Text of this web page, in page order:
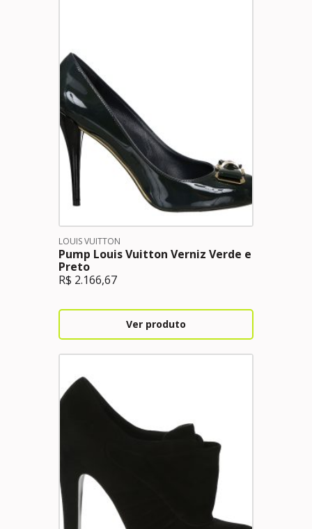
LOUIS VUITTON
Pump Louis Vuitton Verniz Verde e
Preto
R$ 2.166,67
Ver produto